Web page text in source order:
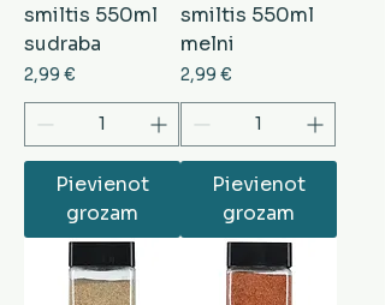
smiltis 550ml
sudraba
Cena
2,99 €
Pievienot
grozam
smiltis 550ml
melni
Cena
2,99 €
Pievienot
grozam